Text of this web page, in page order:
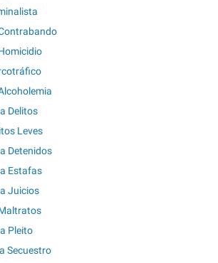
Delitos
Leves
Detenidos
Estafas
Juicios
Pleito
Secuestro